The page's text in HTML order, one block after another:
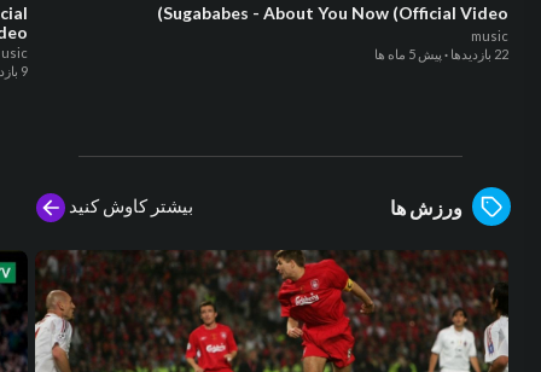
9 بازدیدها
Sugababes - About You Now (Official Video)
music
22 بازدیدها
· پیش 5 ماه ها
ورزش ها بیشتر کاوش کنید